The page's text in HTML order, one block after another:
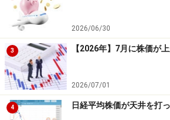
2026/06/30
3 【2026年】7月に株価が
2026/07/01
4 日経平均株価が天井を打